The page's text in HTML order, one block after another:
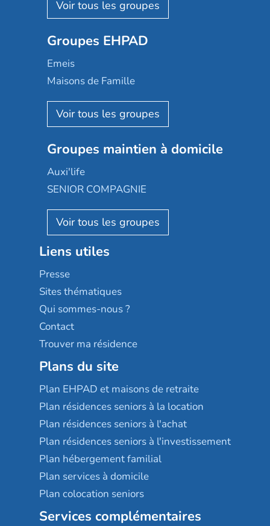
Les Résidentiels
Mobicap
Domusvi
Happy Senior
Aquarelia
Nexity edenea
Les jardins d'Arcadie
Occitalia
Appartseniors
Reseda
Stella management
Les villages d'or
Sérénys
Résidences services Villa Médicis
Groupes EHPAD
Emeis
Maisons de Famille
Korian
Emera
Groupe SOS
Le Noble Âge
Almage
Résidalya
Groupe aplus
Groupes maintien à domicile
Auxi'life
SENIOR COMPAGNIE
AGE D'OR Services
Liens utiles
Presse
Sites thématiques
Qui sommes-nous ?
Contact
Trouver ma résidence
Plans du site
Plan EHPAD et maisons de retraite
Plan résidences seniors à la location
Plan résidences seniors à l'achat
Plan résidences seniors à l'investissement
Plan hébergement familial
Plan services à domicile
Plan colocation seniors
Services complémentaires